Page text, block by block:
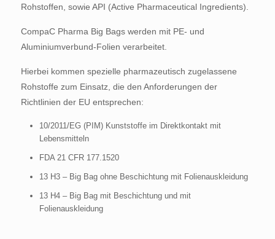
Rohstoffen, sowie API (Active Pharmaceutical Ingredients).
CompaC Pharma Big Bags werden mit PE- und
Aluminiumverbund-Folien verarbeitet.
Hierbei kommen spezielle pharmazeutisch zugelassene
Rohstoffe zum Einsatz, die den Anforderungen der
Richtlinien der EU entsprechen:
10/2011/EG (PIM) Kunststoffe im Direktkontakt mit
Lebensmitteln
FDA 21 CFR 177.1520
13 H3 – Big Bag ohne Beschichtung mit Folienauskleidung
13 H4 – Big Bag mit Beschichtung und mit
Folienauskleidung